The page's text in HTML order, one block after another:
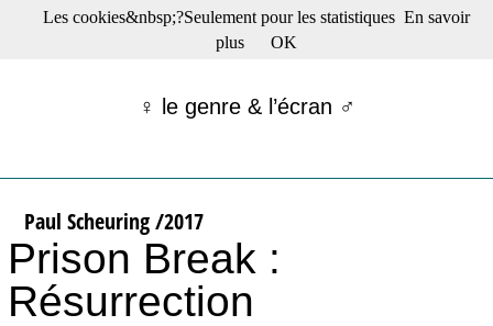
☰ Menu
Films récents
Tribunes
Bloc-notes
Archives
Actu : "La Nouvelle Vague"
♀ le genre & l’écran ♂
Paul Scheuring /2017
Prison Break :
Résurrection
Les cookies&nbsp;?Seulement pour les statistiques En savoir
plus
OK